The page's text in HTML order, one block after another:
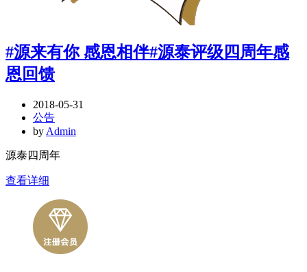
#源来有你 感恩相伴#源泰评级四周年感
恩回馈
2018-05-31
公告
by Admin
源泰四周年
查看详细